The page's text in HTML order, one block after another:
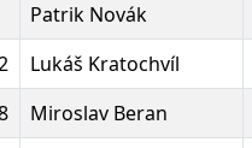
Patrik Novák
Lukáš Kratochvíl
Miroslav Beran